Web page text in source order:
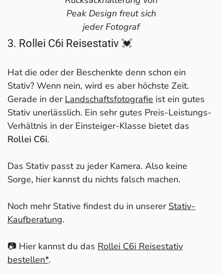
Peak Design freut sich
jeder Fotograf
3. Rollei C6i Reisestativ 💓
Hat die oder der Beschenkte denn schon ein
Stativ? Wenn nein, wird es aber höchste Zeit.
Gerade in der Landschaftsfotografie ist ein gutes
Stativ unerlässlich. Ein sehr gutes Preis-Leistungs-
Verhältnis in der Einsteiger-Klasse bietet das
Rollei C6i.
Das Stativ passt zu jeder Kamera. Also keine
Sorge, hier kannst du nichts falsch machen.
Noch mehr Stative findest du in unserer Stativ-
Kaufberatung.
📷 Hier kannst du das Rollei C6i Reisestativ
bestellen*.